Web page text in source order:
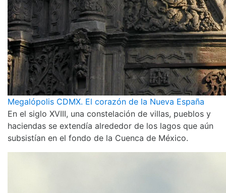
Megalópolis CDMX. El corazón de la Nueva España
En el siglo XVIII, una constelación de villas, pueblos y
haciendas se extendía alrededor de los lagos que aún
subsistían en el fondo de la Cuenca de México.